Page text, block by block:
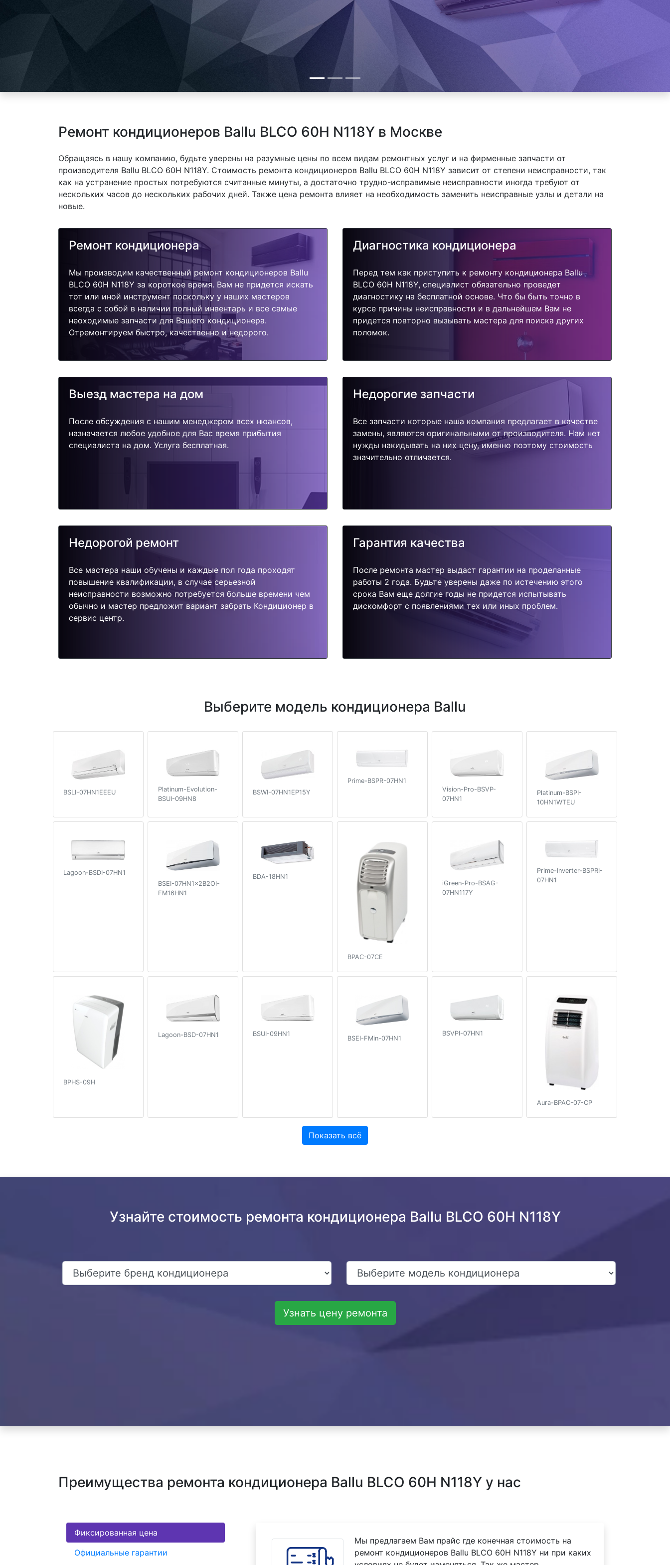
Ремонт кондиционеров Ballu BLCO 60H N118Y в Москве
Обращаясь в нашу компанию, будьте уверены на разумные цены по всем видам ремонтных услуг и на фирменные запчасти от
производителя Ballu BLCO 60H N118Y. Стоимость ремонта кондиционеров Ballu BLCO 60H N118Y зависит от степени неисправности, так
как на устранение простых потребуются считанные минуты, а достаточно трудно-исправимые неисправности иногда требуют от
нескольких часов до нескольких рабочих дней. Также цена ремонта влияет на необходимость заменить неисправные узлы и детали на
новые.
Ремонт кондиционера
Мы производим качественный ремонт кондиционеров Ballu
BLCO 60H N118Y за короткое время. Вам не придется искать
тот или иной инструмент поскольку у наших мастеров
всегда с собой в наличии полный инвентарь и все самые
неоходимые запчасти для Вашего кондиционера.
Отремонтируем быстро, качественно и недорого.
Диагностика кондиционера
Перед тем как приступить к ремонту кондиционера Ballu
BLCO 60H N118Y, специалист обязательно проведет
диагностику на бесплатной основе. Что бы быть точно в
курсе причины неисправности и в дальнейшем Вам не
придется повторно вызывать мастера для поиска других
поломок.
Выезд мастера на дом
После обсуждения с нашим менеджером всех нюансов,
назначается любое удобное для Вас время прибытия
специалиста на дом. Услуга бесплатная.
Недорогие запчасти
Все запчасти которые наша компания предлагает в качестве
замены, являются оригинальными от производителя. Нам нет
нужды накидывать на них цену, именно поэтому стоимость
значительно отличается.
Недорогой ремонт
Все мастера наши обучены и каждые пол года проходят
повышение квалификации, в случае серьезной
неисправности возможно потребуется больше времени чем
обычно и мастер предложит вариант забрать Кондиционер в
сервис центр.
Гарантия качества
После ремонта мастер выдаст гарантии на проделанные
работы 2 года. Будьте уверены даже по истечению этого
срока Вам еще долгие годы не придется испытывать
дискомфорт с появлениями тех или иных проблем.
Выберите модель кондиционера Ballu
BSLI-07HN1EEEU
Platinum-Evolution-
BSUI-09HN8
BSWI-07HN1EP15Y
Prime-BSPR-07HN1
Vision-Pro-BSVP-
07HN1
Platinum-BSPI-
10HN1WTEU
Lagoon-BSDI-07HN1
BSEI-07HN1x2B2OI-
FM16HN1
BDA-18HN1
BPAC-07CE
iGreen-Pro-BSAG-
07HN117Y
Prime-Inverter-BSPRI-
07HN1
BPHS-09H
Lagoon-BSD-07HN1 BSUI-09HN1
BSEI-FMin-07HN1
BSVPI-07HN1
Aura-BPAC-07-CP
Показать всё
Узнайте стоимость ремонта кондиционера Ballu BLCO 60H N118Y
Узнать цену ремонта
Преимущества ремонта кондиционера Ballu BLCO 60H N118Y у нас
Фиксированная цена
Официальные гарантии
Мы предлагаем Вам прайс где конечная стоимость на
ремонт кондиционеров Ballu BLCO 60H N118Y ни при каких